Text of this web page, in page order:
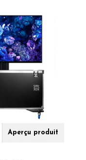
Aperçu produit